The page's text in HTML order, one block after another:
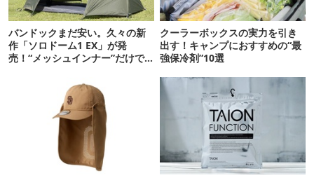
バンドックまだ安い。久々の新
作「ソロドーム1 EX」が発
売！“メッシュインナー”だけで
クーラーボックスの実力を引き
出す！キャンプにおすすめの“最
強保冷剤”10選